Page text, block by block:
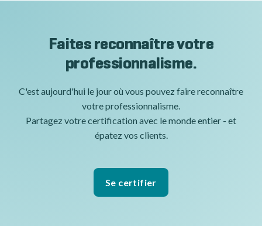
Faites reconnaître votre
professionnalisme.
C'est aujourd'hui le jour où vous pouvez faire reconnaître
votre professionnalisme.
Partagez votre certification avec le monde entier - et
épatez vos clients.
Se certifier